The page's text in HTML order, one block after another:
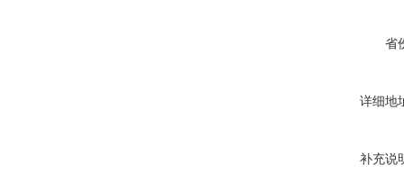
省
详细地
补充说